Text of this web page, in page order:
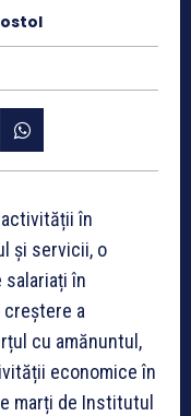
în
și servicii, o
salariați în
a
cu amănuntul,
economice în
marți de Institutul